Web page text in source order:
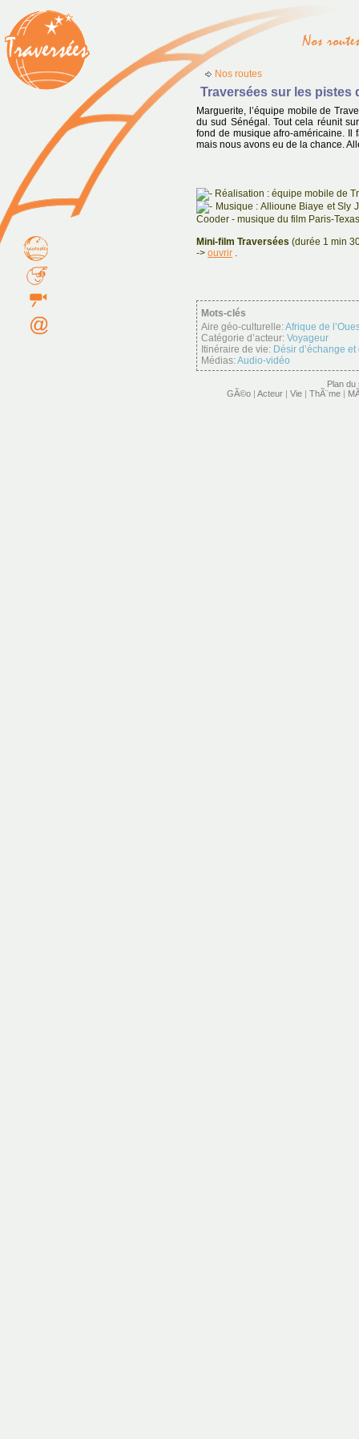
Nos routes
Traversées sur les pistes
Marguerite, l’équipe mobile de
du sud Sénégal. Tout cela réunit
fond de musique afro-américaine.
mais nous avons eu de la chance.
Réalisation : équipe mobile de
Musique : Allioune Biaye et Sly
Cooder - musique du film Paris-
Mini-film Traversées (durée 1 min
-> ouvrir .
Mots-clés
Aire géo-culturelle:Afrique de
Catégorie d’acteur: Voyageur
Itinéraire de vie: Désir d’échange
Médias:Audio-vidéo
Plan du
GÃ©o | Acteur | Vie | ThÃ¨me |